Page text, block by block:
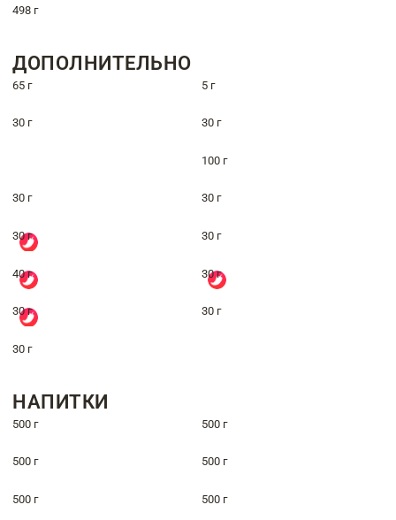
498 г
ДОПОЛНИТЕЛЬНО
65 г 5 г
30 г 30 г
100 г
30 г 30 г
30 г 30 г
40 г 30 г
30 г 30 г
30 г
НАПИТКИ
500 г 500 г
500 г 500 г
500 г 500 г